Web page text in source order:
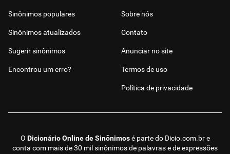
O Dicionário Online de Sinônimosé parte do Dicio.com.bre
conta com mais de 30 mil sinônimos de palavras e de expressões
Sinônimos populares
Sinônimos atualizados
Sugerir sinônimos
Encontrou um erro?
Sobre nós
Contato
Anunciar no site
Termos de uso
Política de privacidade